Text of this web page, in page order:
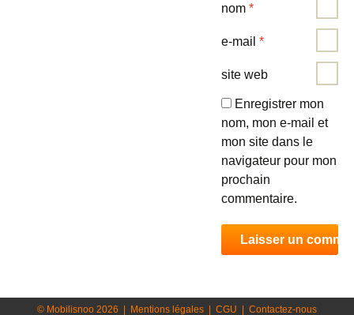
nom *
e-mail *
site web
Enregistrer mon
nom, mon e-mail et
mon site dans le
navigateur pour mon
prochain
commentaire.
© Mobilisnoo 2026 | Mentions légales | CGU | Contactez-nous